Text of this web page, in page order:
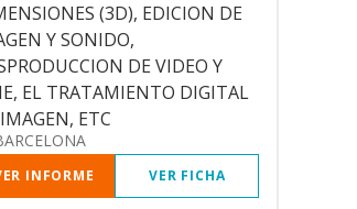
(3D), EDICION DE
Y SONIDO,
DE VIDEO Y
EL TRATAMIENTO DIGITAL
ETC
INFORME VER FICHA